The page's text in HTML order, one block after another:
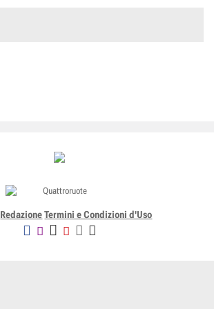
Redazione Termini e Condizioni d'Uso